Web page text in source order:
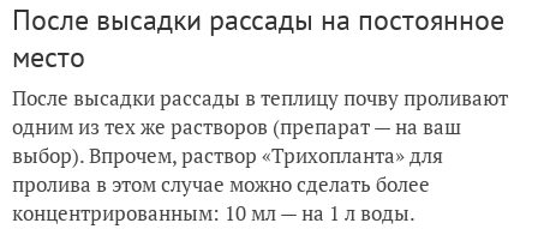
После высадки рассады на постоянное
место
После высадки рассады в теплицу почву проливают
одним из тех же растворов (препарат — на ваш
выбор). Впрочем, раствор «Трихопланта» для
пролива в этом случае можно сделать более
концентрированным: 10 мл — на 1 л воды.